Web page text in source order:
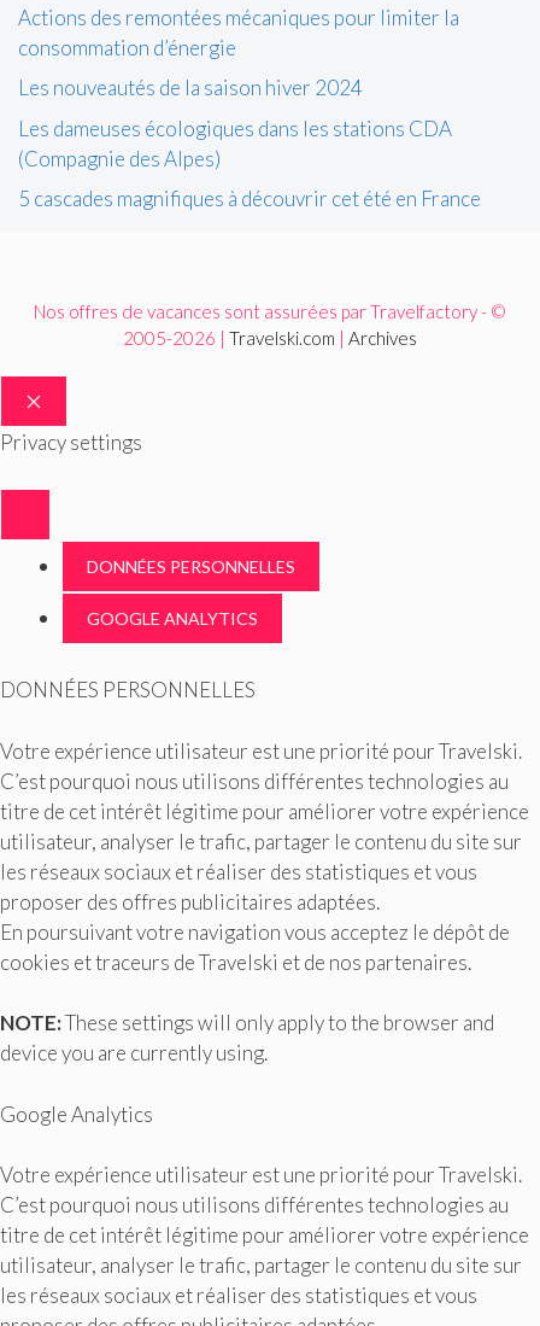
Actions des remontées mécaniques pour limiter la
consommation d’énergie
Les nouveautés de la saison hiver 2024
Les dameuses écologiques dans les stations CDA
(Compagnie des Alpes)
5 cascades magnifiques à découvrir cet été en France
Nos offres de vacances sont assurées par Travelfactory - ©
2005-2026 | Travelski.com Archives
FERMER
Privacy settings
DONNÉES PERSONNELLES
GOOGLE ANALYTICS
DONNÉES PERSONNELLES
Votre expérience utilisateur est une priorité pour Travelski.
C’est pourquoi nous utilisons différentes technologies au
titre de cet intérêt légitime pour améliorer votre expérience
utilisateur, analyser le trafic, partager le contenu du site sur
les réseaux sociaux et réaliser des statistiques et vous
proposer des offres publicitaires adaptées.
En poursuivant votre navigation vous acceptez le dépôt de
cookies et traceurs de Travelski et de nos partenaires.
NOTE:These settings will only apply to the browser and
device you are currently using.
Google Analytics
Votre expérience utilisateur est une priorité pour Travelski.
C’est pourquoi nous utilisons différentes technologies au
titre de cet intérêt légitime pour améliorer votre expérience
utilisateur, analyser le trafic, partager le contenu du site sur
les réseaux sociaux et réaliser des statistiques et vous